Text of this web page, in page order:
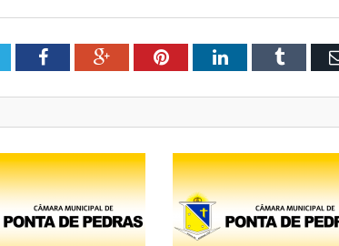
FacebookGoogle+PinterestLinkedInTumblr